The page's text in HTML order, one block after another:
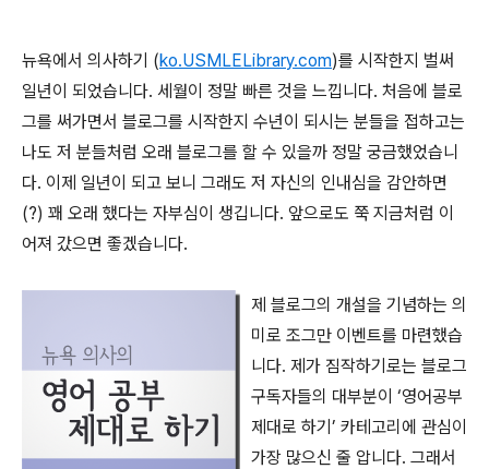
뉴욕에서 의사하기 (ko.USMLELibrary.com)를 시작한지 벌써
일년이 되었습니다. 세월이 정말 빠른 것을 느낍니다. 처음에 블로
그를 써가면서 블로그를 시작한지 수년이 되시는 분들을 접하고는
나도 저 분들처럼 오래 블로그를 할 수 있을까 정말 궁금했었습니
다. 이제 일년이 되고 보니 그래도 저 자신의 인내심을 감안하면
(?) 꽤 오래 했다는 자부심이 생깁니다. 앞으로도 쭉 지금처럼 이
어져 갔으면 좋겠습니다.
제 블로그의 개설을 기념하는 의
미로 조그만 이벤트를 마련했습
니다. 제가 짐작하기로는 블로그
구독자들의 대부분이 ‘영어공부
제대로 하기’ 카테고리에 관심이
가장 많으신 줄 압니다. 그래서